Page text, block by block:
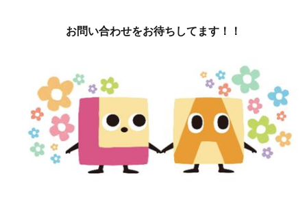
お問い合わせをお待ちしてます！！